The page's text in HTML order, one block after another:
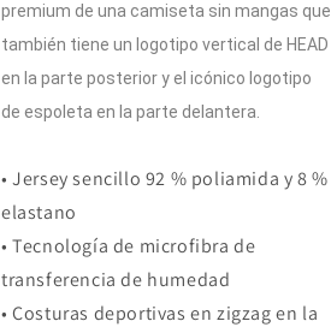
premium de una camiseta sin mangas que
también tiene un logotipo vertical de HEAD
en la parte posterior y el icónico logotipo
de espoleta en la parte delantera.
• Jersey sencillo 92 % poliamida y 8 %
elastano
• Tecnología de microfibra de
transferencia de humedad
• Costuras deportivas en zigzag en la